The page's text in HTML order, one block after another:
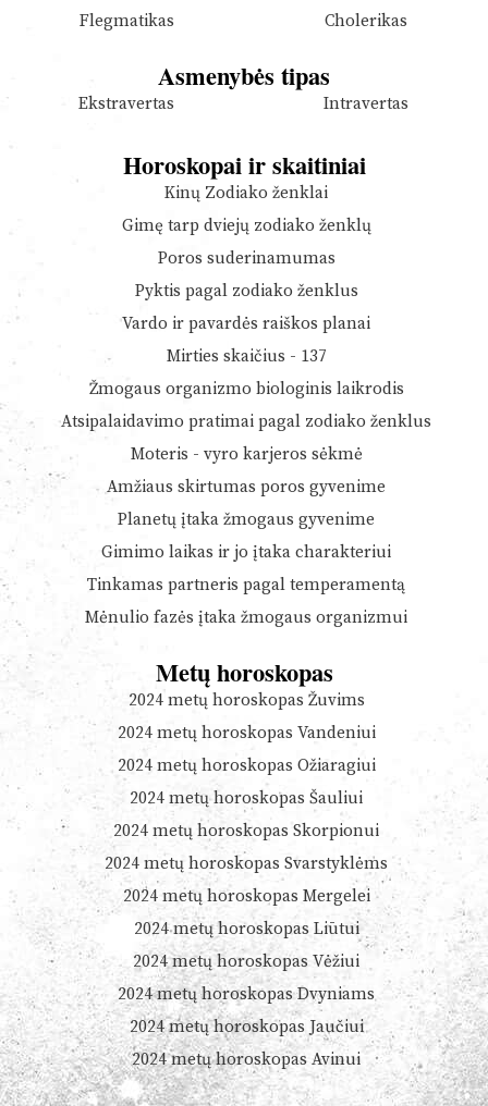
Flegmatikas
Cholerikas
Asmenybės tipas
Ekstravertas Intravertas
Horoskopai ir skaitiniai
Kinų Zodiako ženklai
Gimę tarp dviejų zodiako ženklų
Poros suderinamumas
Pyktis pagal zodiako ženklus
Vardo ir pavardės raiškos planai
Mirties skaičius - 137
Žmogaus organizmo biologinis laikrodis
Atsipalaidavimo pratimai pagal zodiako ženklus
Moteris - vyro karjeros sėkmė
Amžiaus skirtumas poros gyvenime
Planetų įtaka žmogaus gyvenime
Gimimo laikas ir jo įtaka charakteriui
Tinkamas partneris pagal temperamentą
Mėnulio fazės įtaka žmogaus organizmui
Metų horoskopas
2024 metų horoskopas Žuvims
2024 metų horoskopas Vandeniui
2024 metų horoskopas Ožiaragiui
2024 metų horoskopas Šauliui
2024 metų horoskopas Skorpionui
2024 metų horoskopas Svarstyklėms
2024 metų horoskopas Mergelei
2024 metų horoskopas Liūtui
2024 metų horoskopas Vėžiui
2024 metų horoskopas Dvyniams
2024 metų horoskopas Jaučiui
2024 metų horoskopas Avinui